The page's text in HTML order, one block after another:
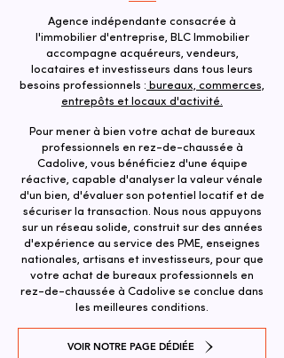
Agence indépendante consacrée à
l'immobilier d'entreprise, BLC Immobilier
accompagne acquéreurs, vendeurs,
locataires et investisseurs dans tous leurs
besoins professionnels : bureaux, commerces,
entrepôts et locaux d'activité.
Pour mener à bien votre achat de bureaux
professionnels en rez-de-chaussée à
Cadolive, vous bénéficiez d'une équipe
réactive, capable d'analyser la valeur vénale
d'un bien, d'évaluer son potentiel locatif et de
sécuriser la transaction. ​Nous nous appuyons
sur un réseau solide, construit sur des années
d'expérience au service des PME, enseignes
nationales, artisans et investisseurs, pour que
votre achat de bureaux professionnels en
rez-de-chaussée à Cadolive se conclue dans
les meilleures conditions.
VOIR NOTRE PAGE DÉDIÉE